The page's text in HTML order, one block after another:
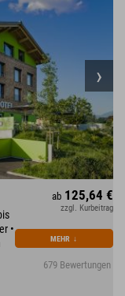
•
679 Bewertungen
ab 125,64 €
zzgl. Kurbeitrag
MEHR ↓